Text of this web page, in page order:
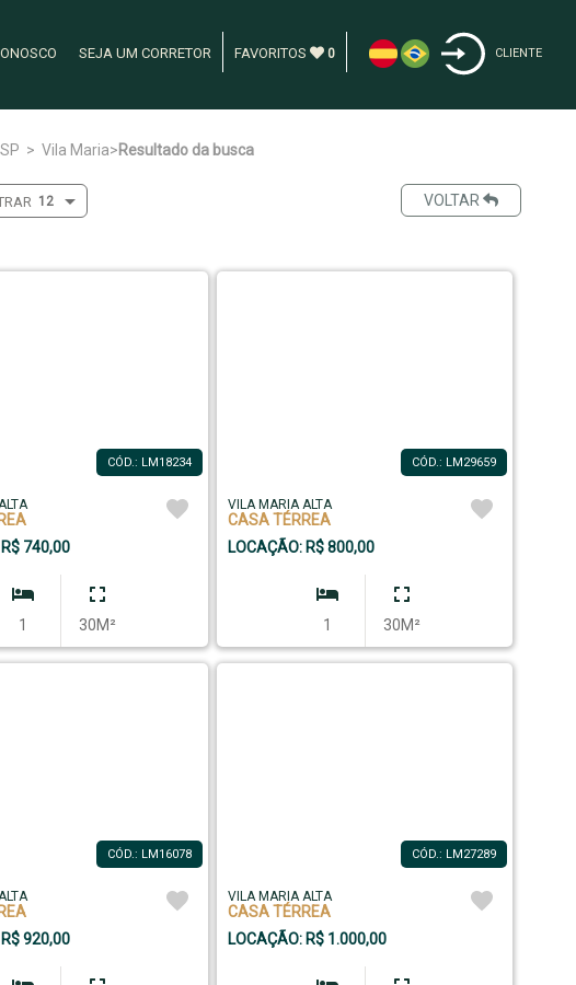
CLIENTE
SEJA UM CORRETOR FAVORITOS 0
> Vila Maria>Resultado da busca
VOLTAR
CÓD.: LM18234
740,00
1 30M²
CÓD.: LM29659
VILA MARIA ALTA
CASA TÉRREA
LOCAÇÃO: R$ 800,00
1 30M²
CÓD.: LM16078
920,00
CÓD.: LM27289
VILA MARIA ALTA
CASA TÉRREA
LOCAÇÃO: R$ 1.000,00